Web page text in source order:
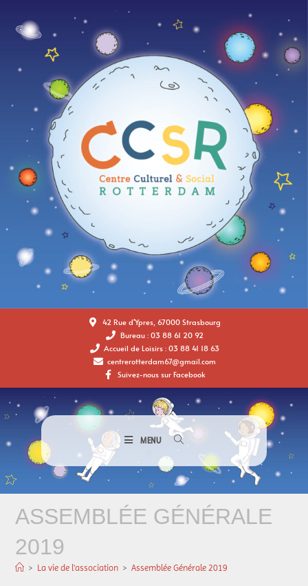
42 Rue d'Ypres, 67000 Strasbourg
Bureau : 03 88 61 20 92
Accueil de Loisirs : 03 88 41 18 63
centrerotterdam67@gmail.com
Suivez-nous sur Facebook
MENU
ASSEMBLÉE GÉNÉRALE
2019
> La vie de l'association > Assemblée Générale 2019